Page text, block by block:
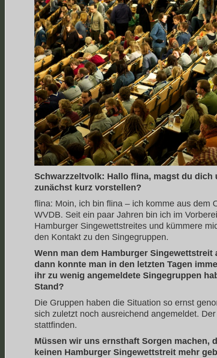
Schwarzzeltvolk: Hallo flina, magst du dich
zunächst kurz vorstellen?
flina: Moin, ich bin flina – ich komme aus dem
WVDB. Seit ein paar Jahren bin ich im
Hamburger Singewettstreites und kümmere
den Kontakt zu den Singegruppen.
Wenn man dem Hamburger Singewettstreit
dann konnte man in den letzten Tagen
ihr zu wenig angemeldete Singegruppen
Stand?
Die Gruppen haben die Situation so ernst
sich zuletzt noch ausreichend angemeldet.
stattfinden.
Müssen wir uns ernsthaft Sorgen machen,
keinen Hamburger Singewettstreit mehr